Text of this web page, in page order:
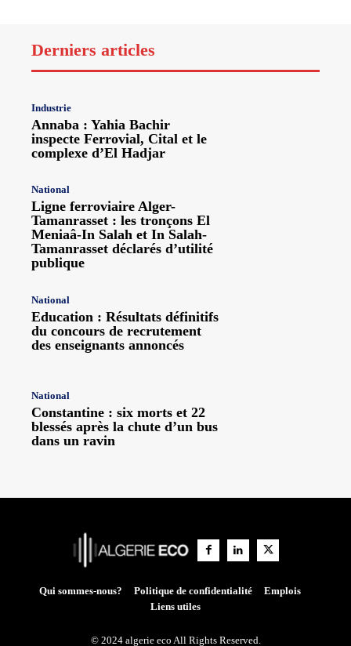
Derniers articles
Industrie
Annaba : Yahia Bachir
inspecte Ferrovial, Cital et le
complexe d’El Hadjar
National
Ligne ferroviaire Alger-
Tamanrasset : les tronçons El
Meniaâ-In Salah et In Salah-
Tamanrasset déclarés d’utilité
publique
National
Education : Résultats définitifs
du concours de recrutement
des enseignants annoncés
National
Constantine : six morts et 22
blessés après la chute d’un bus
dans un ravin
Qui sommes-nous? Politique de confidentialité
Emplois
Liens utiles
© 2024 algerie eco All Rights Reserved.